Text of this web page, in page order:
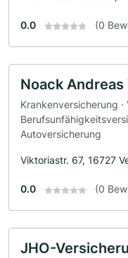
0.0 (0
Noack
Krankenversicherung
Autoversicherung
Viktoriastr. 67, 16727
0.0 (0
JHO-